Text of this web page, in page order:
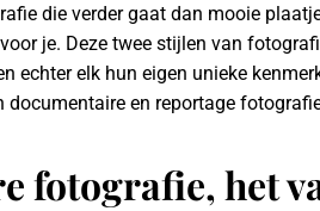
die verder gaat dan mooie
je. Deze twee stijlen van
echter elk hun eigen unieke
documentaire en reportage
fotografie, het